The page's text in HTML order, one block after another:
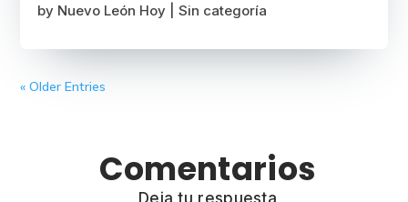
by Nuevo León Hoy |Sin categoría
« Older Entries
Comentarios
Deja tu respuesta